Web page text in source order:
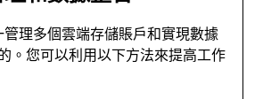
管理多個雲端存儲賬戶和實現數據
。您可以利用以下方法來提高工作